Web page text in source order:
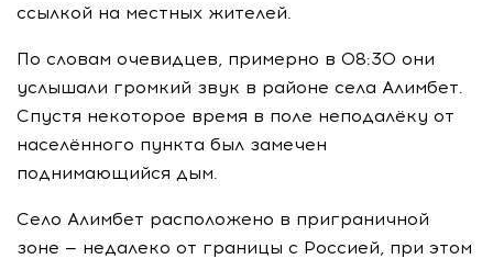
ссылкой на местных жителей.
По словам очевидцев, примерно в 08:30 они
услышали громкий звук в районе села Алимбет.
Спустя некоторое время в поле неподалёку от
населённого пункта был замечен
поднимающийся дым.
Село Алимбет расположено в приграничной
зоне — недалеко от границы с Россией, при этом